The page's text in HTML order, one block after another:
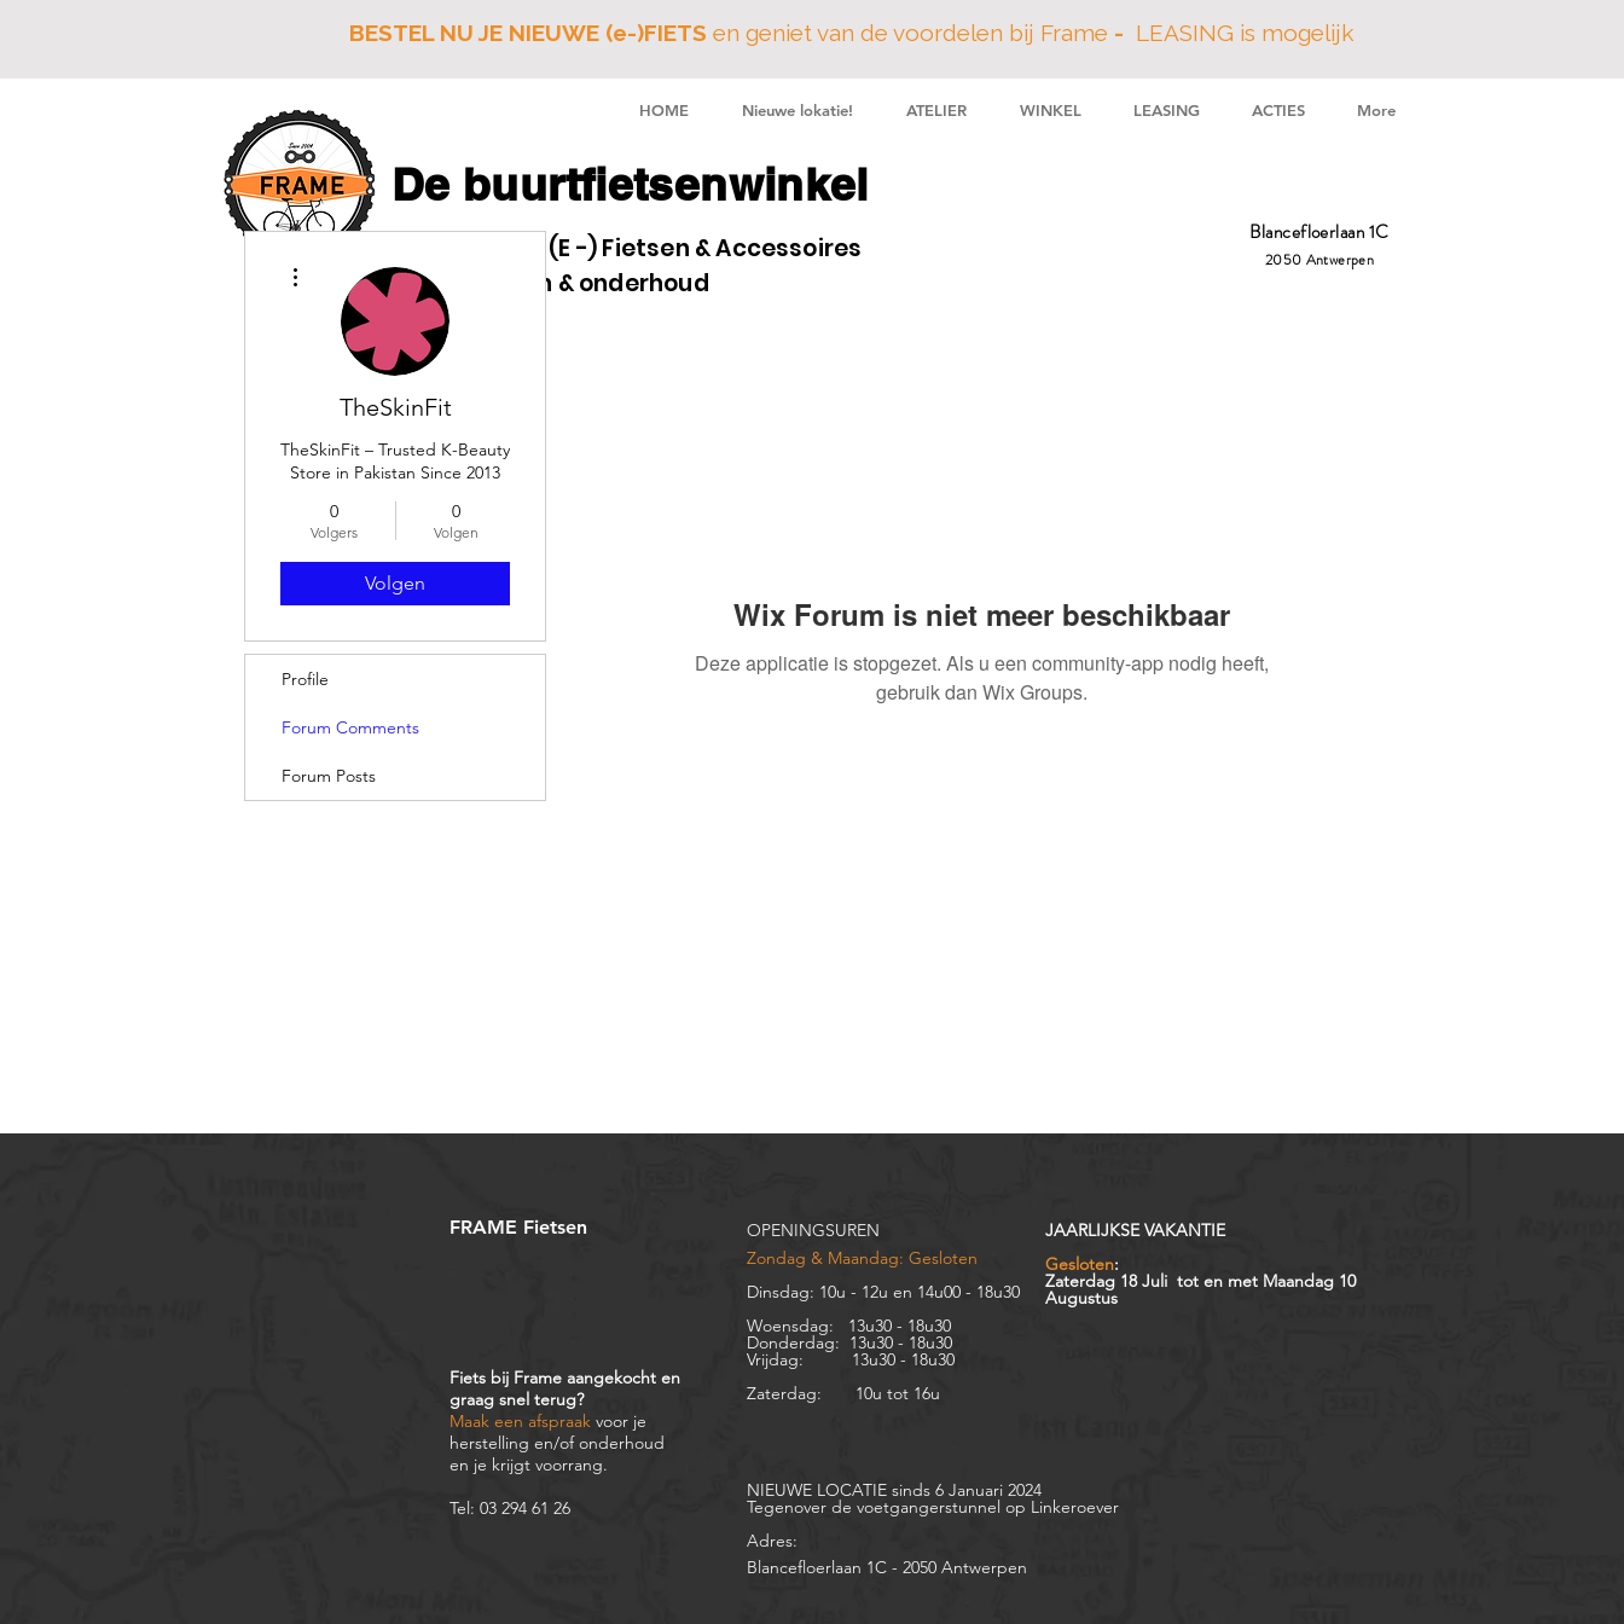
HOME Nieuwe lokatie! ATELIER WINKEL LEASING ACTIES More
BESTEL NU JE NIEUWE (e-)FIETS en geniet van de voordelen bij Frame - LEASING is mogelijk
De buurtfietsenwinkel
Verkoop van (E -) Fietsen & Accessoires
Herstellingen & onderhoud
Blancefloerlaan 1C
2050 Antwerpen
Wix Forum is niet meer beschikbaar
Deze applicatie is stopgezet. Als u een community-app nodig heeft,
gebruik dan Wix Groups.
TheSkinFit
TheSkinFit – Trusted K-Beauty
Store in Pakistan Since 2013
0
Volgers
0
Volgen
Volgen
Profile
Forum Comments
Forum Posts
FRAME Fietsen
Fiets bij Frame aangekocht en
graag snel terug?
Maak een afspraak voor je
herstelling en/of onderhoud
en je krijgt voorrang.
Tel: 03 294 61 26
OPENINGSUREN
Zondag & Maandag: Gesloten
Dinsdag: 10u - 12u en 14u00 - 18u30
Woensdag: 13u30 - 18u30
Donderdag: 13u30 - 18u30
Vrijdag: 13u30 - 18u30
Zaterdag: 10u tot 16u
JAARLIJKSE VAKANTIE
Gesloten:
Zaterdag 18 Juli tot en met Maandag 10
Augustus
NIEUWE LOCATIE sinds 6 Januari 2024
Tegenover de voetgangerstunnel op Linkeroever
Adres:
Blancefloerlaan 1C - 2050 Antwerpen